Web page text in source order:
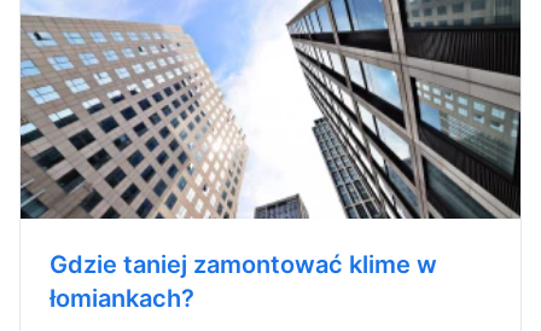
Gdzie taniej zamontować klime w
łomiankach?